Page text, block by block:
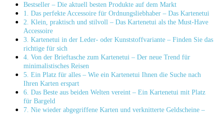
Bestseller – Die aktuell besten Produkte auf dem Markt
1. Das perfekte Accessoire für Ordnungsliebhaber – Das Kartenetui
2. Klein, praktisch und stilvoll – Das Kartenetui als the Must-Have
Accessoire
3. Kartenetui in der Leder- oder Kunststoffvariante – Finden Sie das
richtige für sich
4. Von der Brieftasche zum Kartenetui – Der neue Trend für
minimalistisches Reisen
5. Ein Platz für alles – Wie ein Kartenetui Ihnen die Suche nach
Ihren Karten erspart
6. Das Beste aus beiden Welten vereint – Ein Kartenetui mit Platz
für Bargeld
7. Nie wieder abgegriffene Karten und verknitterte Geldscheine –